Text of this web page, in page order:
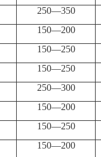
250—350
150—200
150—250
150—250
250—300
150—200
150—250
150—200